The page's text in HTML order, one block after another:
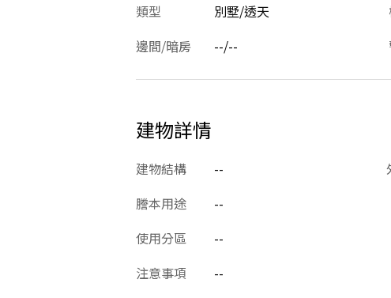
類型
別墅/透天
邊間/暗房
--/--
建物詳情
建物結構 --
謄本用途
--
使用分區
--
注意事項
--